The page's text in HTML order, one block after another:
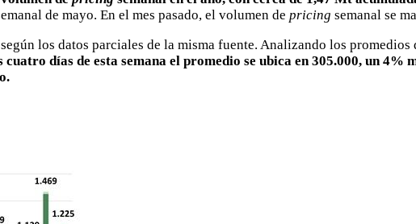
de mayo. En el mes pasado, el volumen de pricing semanal se
los datos parciales de la misma fuente. Analizando los promedios
días de esta semana el promedio se ubica en 305.000, un 4%